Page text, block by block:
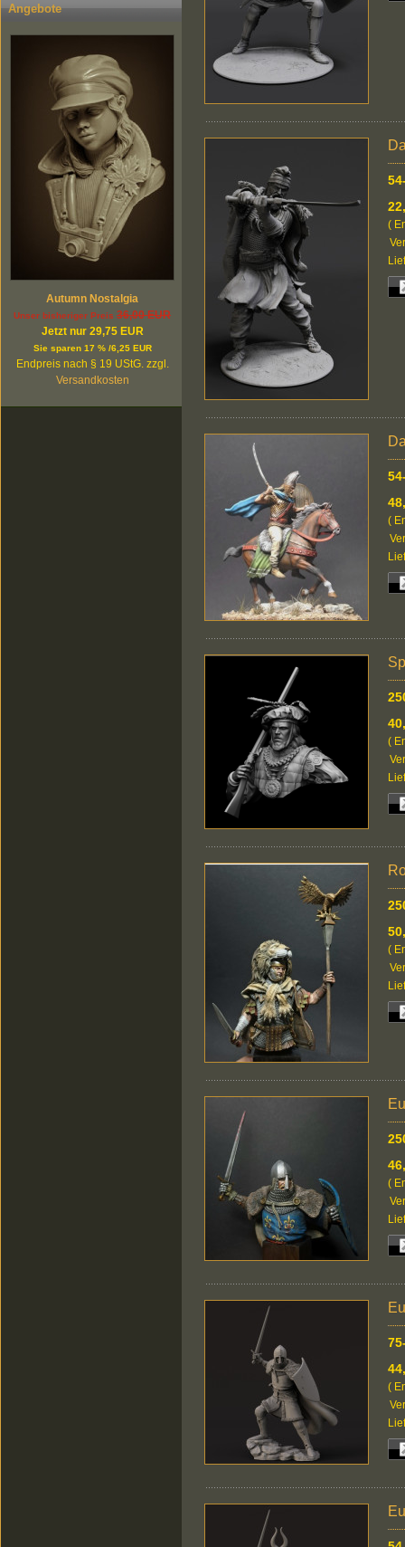
Angebote
Autumn Nostalgia
Unser bisheriger Preis 36,00 EUR
Jetzt nur 29,75 EUR
Sie sparen 17 % /6,25 EUR
Endpreis nach § 19 UStG. zzgl.
Versandkosten
(
(
(
(
(
(